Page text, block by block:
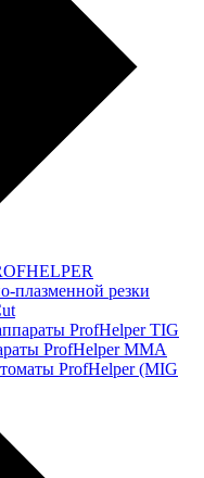
плазменной резки
ProfHelper TIG
ProfНelper ММА
ProfHelper (MIG